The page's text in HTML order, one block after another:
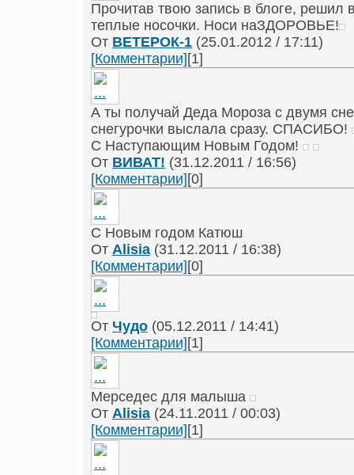
Прочитав твою запись в блоге, решил
теплые носочки. Носи наЗДОРОВЬЕ!
От ВЕТЕРОК-1 (25.01.2012 / 17:11)
[Комментарии] [1]
А ты получай Деда Мороза с двумя
снегурочки выслала сразу. СПАСИБО!
С Наступающим Новым Годом!
От ВИВАТ! (31.12.2011 / 16:56)
[Комментарии] [0]
С Новым годом Катюш
От Alisia (31.12.2011 / 16:38)
[Комментарии] [0]
От Чудо (05.12.2011 / 14:41)
[Комментарии] [1]
Мерседес для малыша
От Alisia (24.11.2011 / 00:03)
[Комментарии] [1]